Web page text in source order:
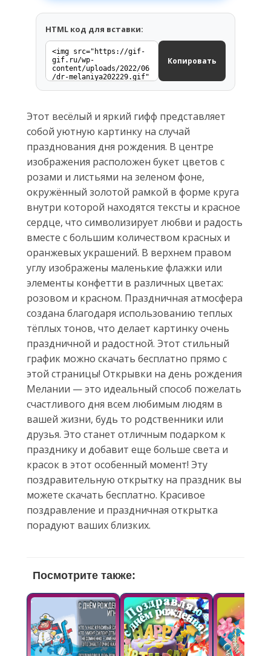
HTML код для вставки:
Копировать
Этот весёлый и яркий гифф представляет
собой уютную картинку на случай
празднования дня рождения. В центре
изображения расположен букет цветов с
розами и листьями на зеленом фоне,
окружённый золотой рамкой в форме круга
внутри которой находятся тексты и красное
сердце, что символизирует любви и радость
вместе с большим количеством красных и
оранжевых украшений. В верхнем правом
углу изображены маленькие флажки или
элементы конфетти в различных цветах:
розовом и красном. Праздничная атмосфера
создана благодаря использованию теплых
тёплых тонов, что делает картинку очень
праздничной и радостной. Этот стильный
график можно скачать бесплатно прямо с
этой страницы! Открывки на день рождения
Мелании — это идеальный способ пожелать
счастливого дня всем любимым людям в
вашей жизни, будь то родственники или
друзья. Это станет отличным подарком к
празднику и добавит еще больше света и
красок в этот особенный момент! Эту
поздравительную открытку на праздник вы
можете скачать бесплатно. Красивое
поздравление и праздничная открытка
порадуют ваших близких.
Посмотрите также: